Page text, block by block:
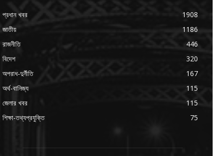
প্রধান খবর
1908
জাতীয়
1186
রাজনীতি
446
বিদেশ
320
অপরাধ-দুর্নীতি
167
অর্থ-বানিজ্য
115
জেলার খবর
115
শিক্ষা-তথ্যপ্রযুক্তি
75